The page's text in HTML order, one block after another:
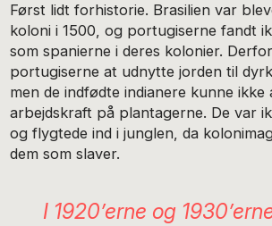
Først lidt forhistorie. Brasilien var
koloni i 1500, og portugiserne fandt
som spanierne i deres kolonier.
portugiserne at udnytte jorden til
men de indfødte indianere kunne ikke
arbejdskraft på plantagerne. De var
og flygtede ind i junglen, da
dem som slaver.
I 1920’erne og